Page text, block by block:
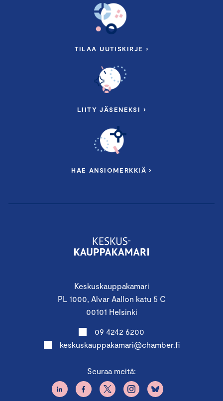
Keskuskauppakamari
PL 1000, Alvar Aallon katu 5 C
00101 Helsinki
09 4242 6200
keskuskauppakamari@chamber.fi
Seuraa meitä:
TILAA UUTISKIRJE ›
LIITY JÄSENEKSI ›
HAE ANSIOMERKKIÄ ›